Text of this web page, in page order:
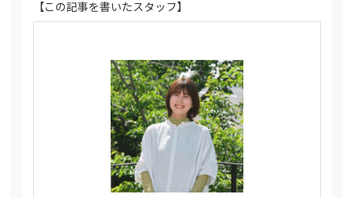
【この記事を書いたスタッフ】